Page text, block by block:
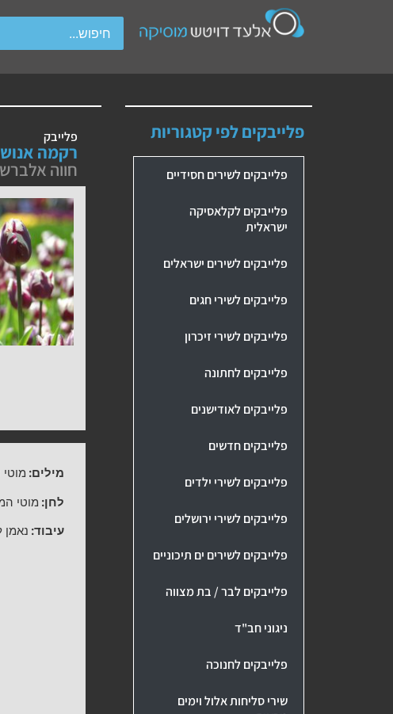
swipe gestures.
פלייבקים לפי קטגוריות
פלייבקים לשירים חסידיים
פלייבקים לקלאסיקה
ישראלית
פלייבקים לשירים ישראלים
פלייבקים לשירי חגים
פלייבקים לשירי זיכרון
פלייבקים לחתונה
פלייבקים לאודישנים
פלייבקים חדשים
פלייבקים לשירי ילדים
פלייבקים לשירי ירושלים
פלייבקים לשירים ים תיכוניים
פלייבקים לבר / בת מצווה
ניגוני חב"ד
פלייבקים לחנוכה
שירי סליחות אלול וימים
פלייבק
רקמה
חווה
מילים:
לחן: מוטי
עיבוד: נאמן